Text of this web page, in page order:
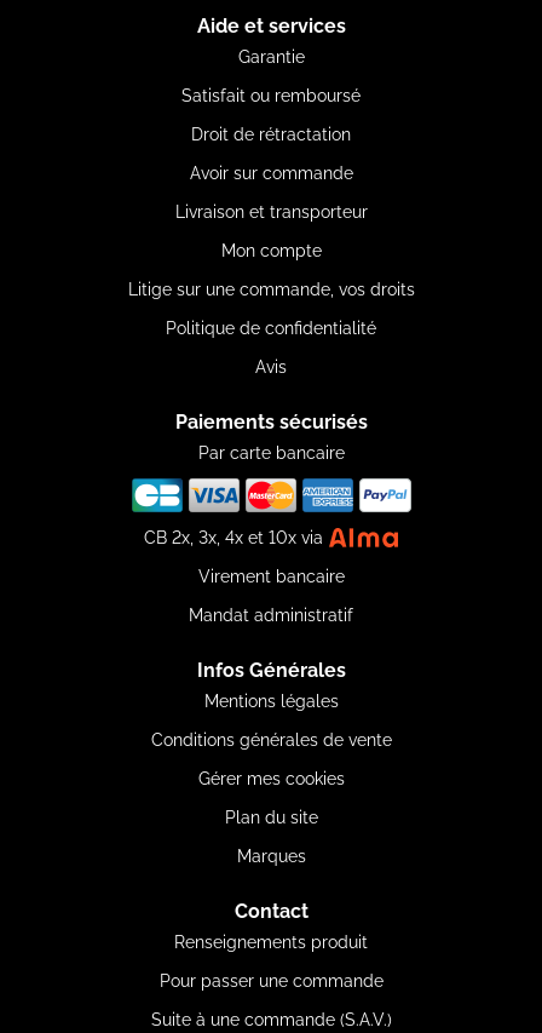
Aide et services
Garantie
Satisfait ou remboursé
Droit de rétractation
Avoir sur commande
Livraison et transporteur
Mon compte
Litige sur une commande, vos droits
Politique de confidentialité
Avis
Paiements sécurisés
Par carte bancaire
CB 2x, 3x, 4x et 10x via
Virement bancaire
Mandat administratif
Infos Générales
Mentions légales
Conditions générales de vente
Gérer mes cookies
Plan du site
Marques
Contact
Renseignements produit
Pour passer une commande
Suite à une commande (S.A.V.)